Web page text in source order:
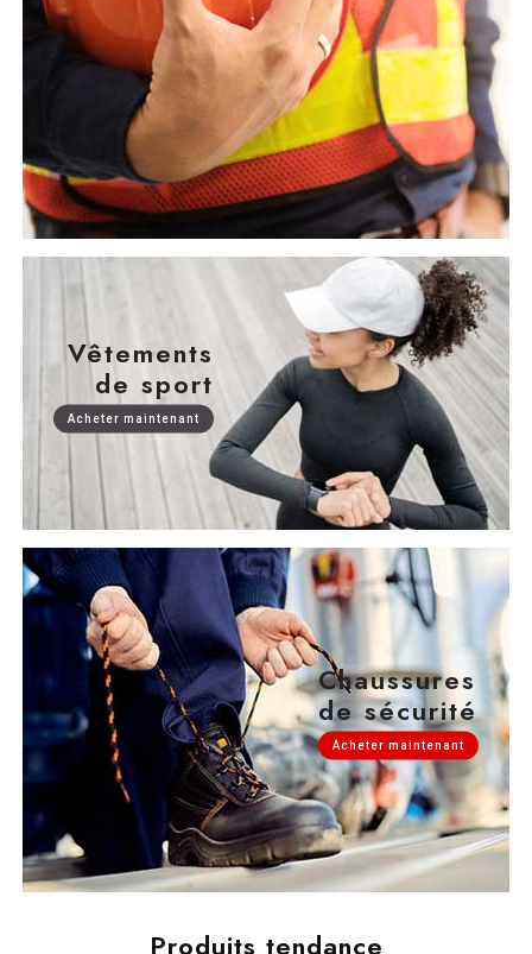
Vêtements
de sport
Acheter maintenant
Chaussures
de sécurité
Acheter maintenant
Produits tendance